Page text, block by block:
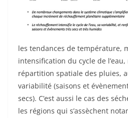
les tendances de température,
intensification du cycle de
répartition spatiale des pluies,
variabilité (saisons et
secs). C’est aussi le cas des
les régions qui s’assèchent